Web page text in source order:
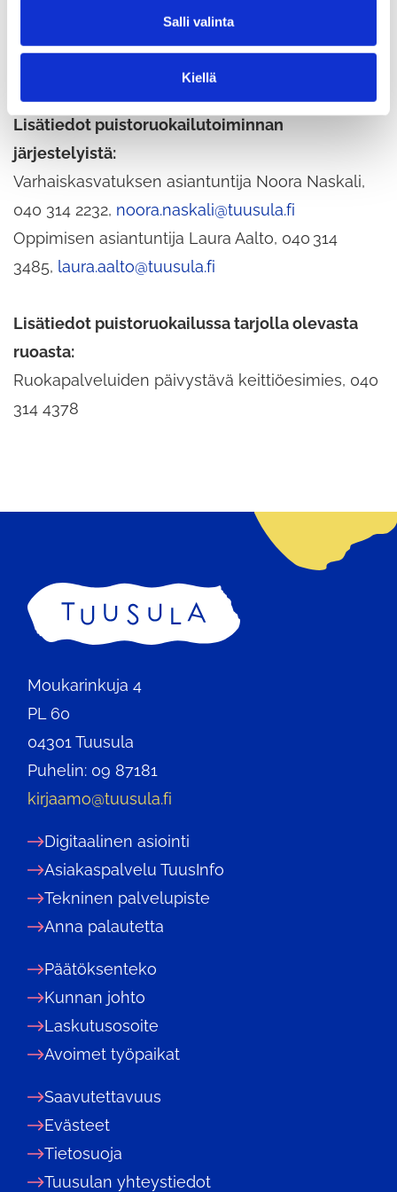
Salli valinta
Kiellä
Lisätiedot puistoruokailutoiminnan
järjestelyistä:
Varhaiskasvatuksen asiantuntija Noora Naskali,
040 314 2232, noora.naskali@tuusula.fi
Oppimisen asiantuntija Laura Aalto, 040 314
3485, laura.aalto@tuusula.fi
Lisätiedot puistoruokailussa tarjolla olevasta
ruoasta:
Ruokapalveluiden päivystävä keittiöesimies, 040
314 4378
Etusivu
Moukarinkuja 4
PL 60
04301 Tuusula
Puhelin: 09 87181
kirjaamo@tuusula.fi
Digitaalinen asiointi
Asiakaspalvelu TuusInfo
Tekninen palvelupiste
Anna palautetta
Päätöksenteko
Kunnan johto
Laskutusosoite
Avoimet työpaikat
Saavutettavuus
Evästeet
Tietosuoja
Tuusulan yhteystiedot